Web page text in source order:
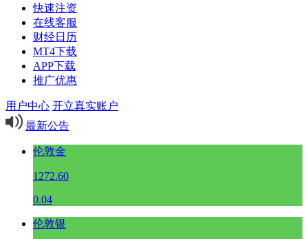
快速注资
在线客服
财经日历
MT4下载
APP下载
推广优惠
用户中心 开立真实账户
最新公告
伦敦金
1272.60
0.04
伦敦银